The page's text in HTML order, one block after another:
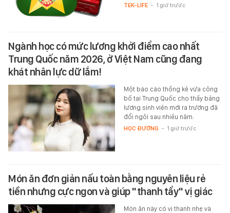
TEK-LIFE - 1 giờ trước
Ngành học có mức lương khởi điểm cao nhất
Trung Quốc năm 2026, ở Việt Nam cũng đang
khát nhân lực dữ lắm!
Một báo cáo thống kê vừa công
bố tại Trung Quốc cho thấy bảng
lương sinh viên mới ra trường đã
đổi ngôi sau nhiều năm.
HỌC ĐƯỜNG - 1 giờ trước
Món ăn đơn giản nấu toàn bằng nguyên liệu rẻ
tiền nhưng cực ngon và giúp "thanh tẩy" vị giác
Món ăn này có vị thanh nhẹ và